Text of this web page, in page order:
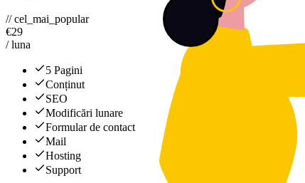
// cel_mai_popular
€29
/ luna
5 Pagini
Conținut
SEO
Modificări lunare
Formular de contact
Mail
Hosting
Support